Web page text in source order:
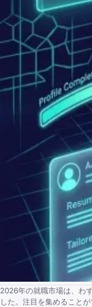
2026年の就職市場は、わ
した。注目を集めること